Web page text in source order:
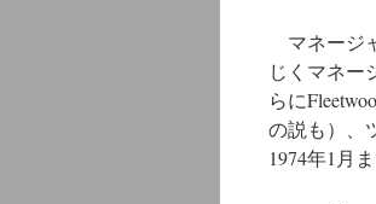
マネージ
じくマネー
らに
の説も）、
1974年1月